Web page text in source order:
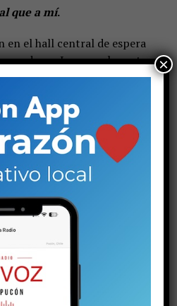
que a mí.
en el hall central de espera
duras. Las escuchan otras
edad y otra mayor. Las tres
haciendo un esfuerzo por
la mayor no puede.
rueda lentamente por su
frío invierno puconino. Su
Se nota rabia, enojo e
al mismo tiempo. Pero la
cuando un hombre llega a
del
un arma y drogas, en el
por lariña escolar
La audiencia de control
de calle Arauco ya había
Al parecer, una vez más.
×